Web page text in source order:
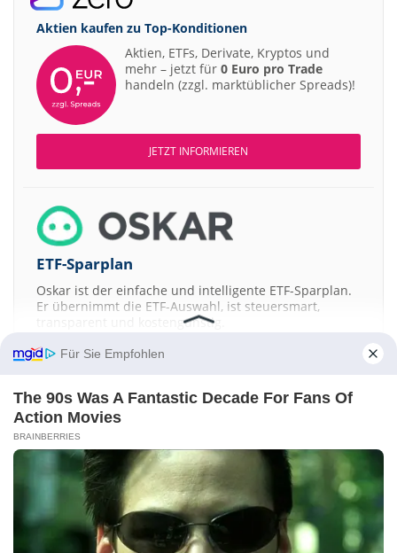
Aktien kaufen zu Top-Konditionen
Aktien, ETFs, Derivate, Kryptos und
mehr – jetzt für 0 Euro pro Trade
handeln (zzgl. marktüblicher Spreads)!
JETZT INFORMIEREN
ETF-Sparplan
Oskar ist der einfache und intelligente ETF-Sparplan.
Er übernimmt die ETF-Auswahl, ist steuersmart,
transparent und kostengünstig.
JETZT MEHR ERFAHREN
DAX EuroStoxx 50 Dow Jones NASDAQ 100
Nikkei 225
S&P 500
Kontakt -Impressum-Werbung-Barrierefreiheit
Datenschutz-Disclaimer-AGB Privatsphäre-Einstellungen
Für Sie Empfohlen
The 90s Was A Fantastic Decade For Fans Of
Action Movies
BRAINBERRIES